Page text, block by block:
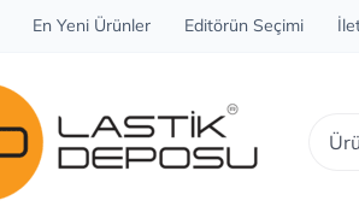
En Yeni Ürünler Editörün Seçimi